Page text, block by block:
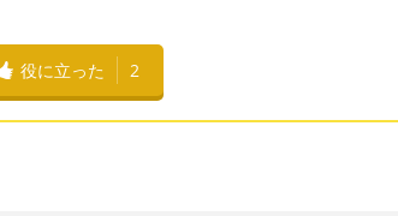
役に立った 2